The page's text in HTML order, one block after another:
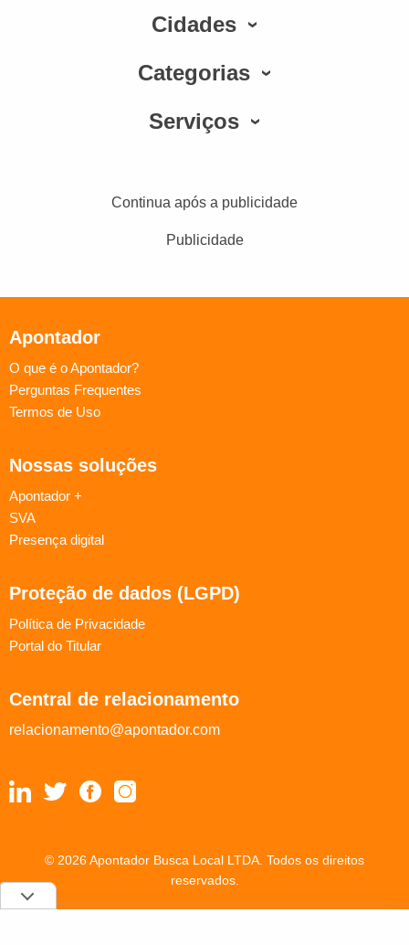
Cidades
Categorias
Serviços
Continua após a publicidade
Publicidade
Apontador
O que é o Apontador?
Perguntas Frequentes
Termos de Uso
Nossas soluções
Apontador +
SVA
Presença digital
Proteção de dados (LGPD)
Política de Privacidade
Portal do Titular
Central de relacionamento
relacionamento@apontador.com
© 2026 Apontador Busca Local LTDA. Todos os direitos
reservados.